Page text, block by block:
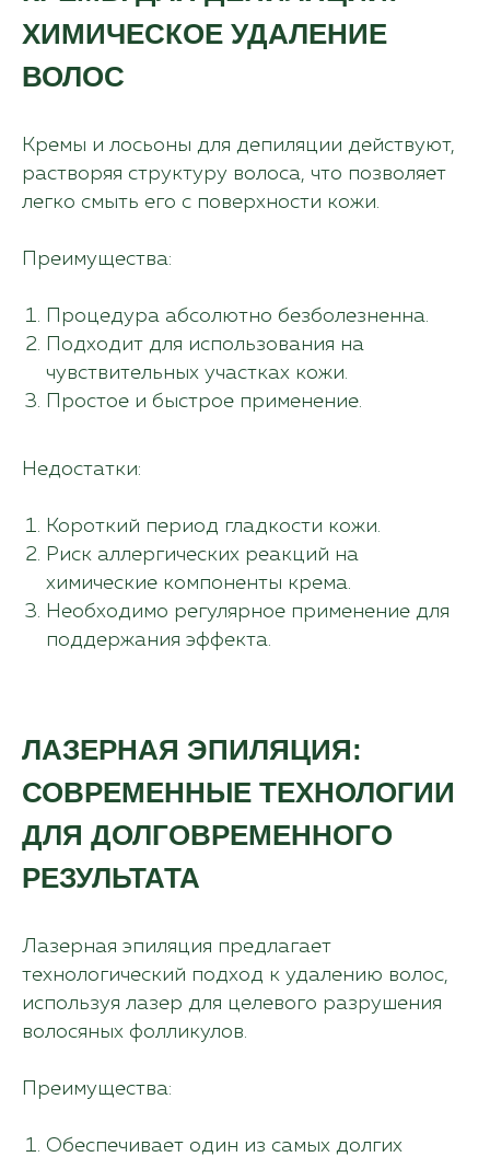
ХИМИЧЕСКОЕ УДАЛЕНИЕ
ВОЛОС
Кремы и лосьоны для депиляции действуют,
растворяя структуру волоса, что позволяет
легко смыть его с поверхности кожи.
Преимущества:
Процедура абсолютно безболезненна.
Подходит для использования на
чувствительных участках кожи.
Простое и быстрое применение.
Недостатки:
Короткий период гладкости кожи.
Риск аллергических реакций на
химические компоненты крема.
Необходимо регулярное применение для
поддержания эффекта.
ЛАЗЕРНАЯ ЭПИЛЯЦИЯ:
СОВРЕМЕННЫЕ ТЕХНОЛОГИИ
ДЛЯ ДОЛГОВРЕМЕННОГО
РЕЗУЛЬТАТА
Лазерная эпиляция предлагает
технологический подход к удалению волос,
используя лазер для целевого разрушения
волосяных фолликулов.
Преимущества:
Обеспечивает один из самых долгих
Остались вопросы?
Оставьте свои контактные
расскажет, как открыть клинику
в вашем городе.
соглашаюсь с условиями